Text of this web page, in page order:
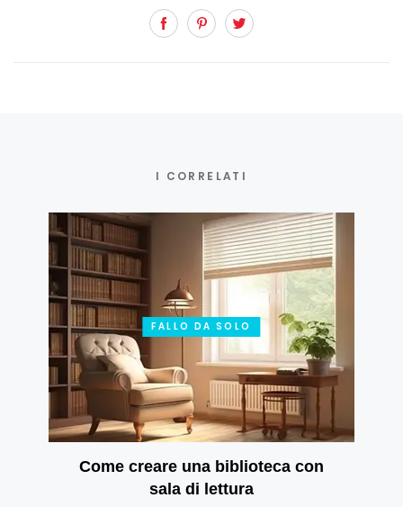
FacebookPinterest
I CORRELATI
FALLO DA SOLO
Come creare una biblioteca con
sala di lettura